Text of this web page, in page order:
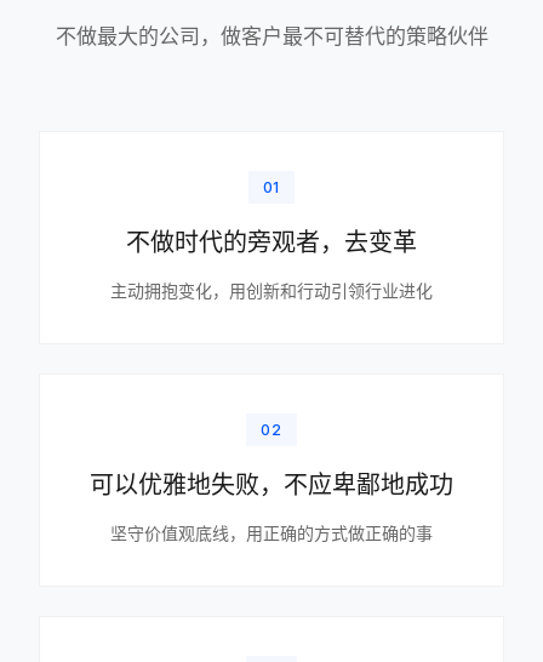
不做最大的公司，做客户最不可替代的策略伙伴
01
不做时代的旁观者，去变革
主动拥抱变化，用创新和行动引领行业进化
02
可以优雅地失败，不应卑鄙地成功
坚守价值观底线，用正确的方式做正确的事